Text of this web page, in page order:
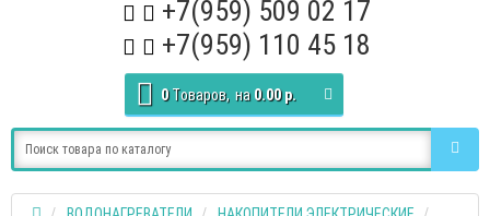
+7(959) 509 02 17
+7(959) 110 45 18
0 Tоваров, на 0.00 р.